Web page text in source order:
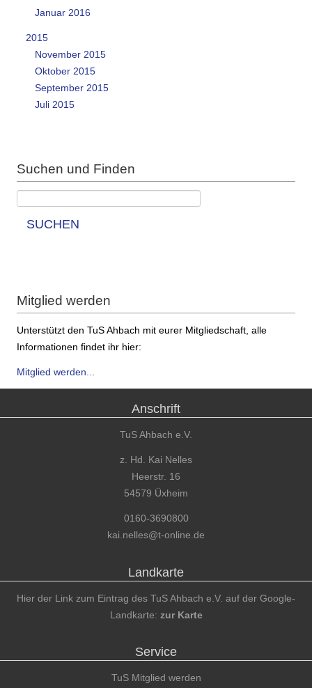
Januar 2016
2015
November 2015
Oktober 2015
September 2015
Juli 2015
Suchen und Finden
SUCHEN
Mitglied werden
Unterstützt den TuS Ahbach mit eurer Mitgliedschaft, alle
Informationen findet ihr hier:
Mitglied werden...
Anschrift
TuS Ahbach e.V.
z. Hd. Kai Nelles
Heerstr. 16
54579 Üxheim
0160-3690800
kai.nelles@t-online.de
Landkarte
Hier der Link zum Eintrag des TuS Ahbach e.V. auf der Google-
Landkarte: zur Karte
Service
TuS Mitglied werden